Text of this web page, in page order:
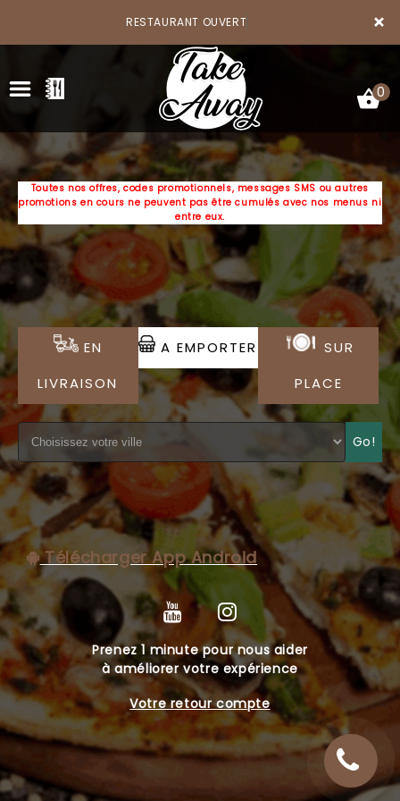
×
RESTAURANT OUVERT
ACCUEIL
LA CARTE
VOTRE COMPTE
NOTRE RESTAURANT
MENTIONS LÉGALES
0
Toutes nos offres, codes promotionnels, messages SMS ou autres
promotions en cours ne peuvent pas être cumulés avec nos menus ni
entre eux.
EN
LIVRAISON
A EMPORTER
SUR
PLACE
Go!
Télécharger App Android
Prenez 1 minute pour nous aider
à améliorer votre expérience
Votre retour compte